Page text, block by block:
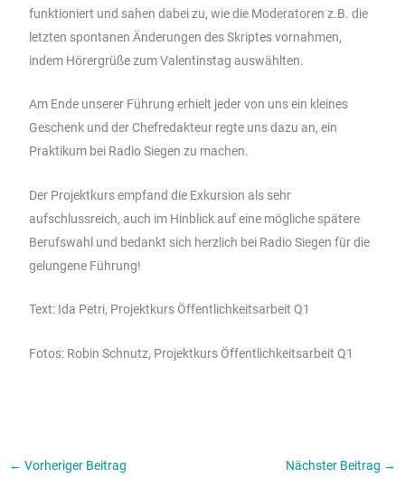
funktioniert und sahen dabei zu, wie die Moderatoren z.B. die
letzten spontanen Änderungen des Skriptes vornahmen,
indem Hörergrüße zum Valentinstag auswählten.
Am Ende unserer Führung erhielt jeder von uns ein kleines
Geschenk und der Chefredakteur regte uns dazu an, ein
Praktikum bei Radio Siegen zu machen.
Der Projektkurs empfand die Exkursion als sehr
aufschlussreich, auch im Hinblick auf eine mögliche spätere
Berufswahl und bedankt sich herzlich bei Radio Siegen für die
gelungene Führung!
Text: Ida Petri, Projektkurs Öffentlichkeitsarbeit Q1
Fotos: Robin Schnutz, Projektkurs Öffentlichkeitsarbeit Q1
← Vorheriger Beitrag Nächster Beitrag →